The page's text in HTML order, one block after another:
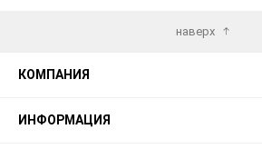
наверх
КОМПАНИЯ
ИНФОРМАЦИЯ